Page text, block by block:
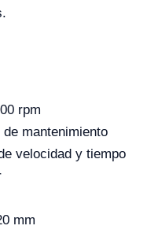
rpm
mantenimiento
velocidad y tiempo
mm